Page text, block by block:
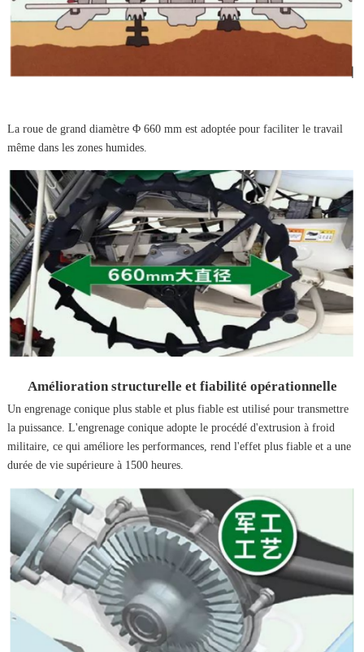
La roue de grand diamètre Φ 660 mm est adoptée pour faciliter le travail
même dans les zones humides.
Amélioration structurelle et fiabilité opérationnelle
Un engrenage conique plus stable et plus fiable est utilisé pour transmettre
la puissance. L'engrenage conique adopte le procédé d'extrusion à froid
militaire, ce qui améliore les performances, rend l'effet plus fiable et a une
durée de vie supérieure à 1500 heures.